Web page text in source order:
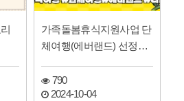
가족돌봄휴식지원사업 단
체여행(에버랜드) 선정자
790
2024-10-04